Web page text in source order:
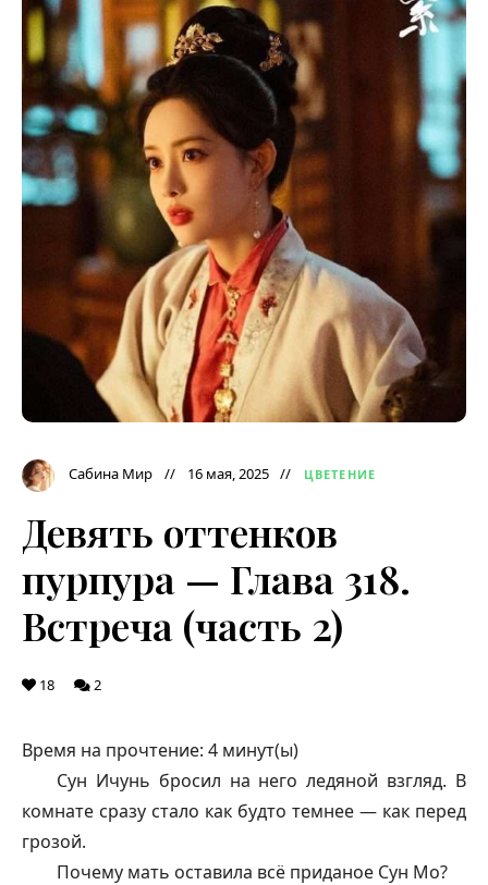
Сабина Мир 16 мая, 2025 ЦВЕТЕНИЕ
Девять оттенков
пурпура — Глава 318.
Встреча (часть 2)
18 2
Время на прочтение: 4 минут(ы)
Сун Ичунь бросил на него ледяной взгляд. В
комнате сразу стало как будто темнее — как перед
грозой.
Почему мать оставила всё приданое Сун Мо?